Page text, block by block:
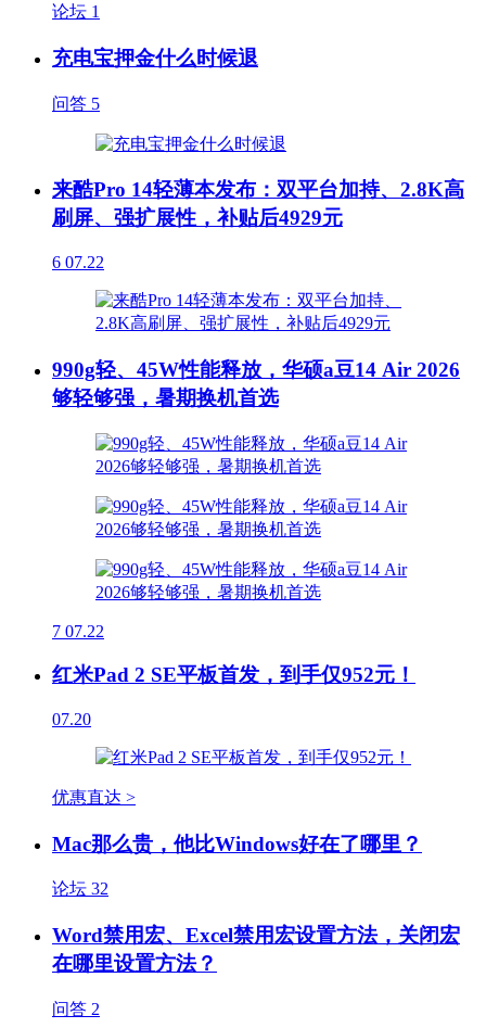
论坛 1
充电宝押金什么时候退
问答 5
来酷Pro 14轻薄本发布：双平台加持、2.8K高
刷屏、强扩展性，补贴后4929元
6 07.22
990g轻、45W性能释放，华硕a豆14 Air 2026
够轻够强，暑期换机首选
7 07.22
红米Pad 2 SE平板首发，到手仅952元！
07.20
优惠直达 >
Mac那么贵，他比Windows好在了哪里？
论坛 32
Word禁用宏、Excel禁用宏设置方法，关闭宏
在哪里设置方法？
问答 2